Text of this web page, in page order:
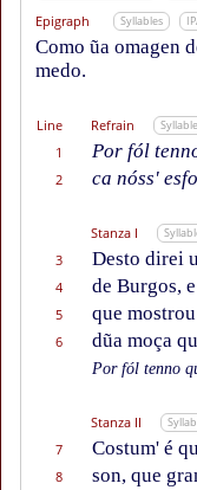
Epigraph
Syllables
Como ũa omagen
medo.
Line Refrain
1 Por fól
2 ca nóss'
Stanza I
3 Desto direi
4 de Burgos,
5 que
6 dũa moça
Por fól tenno
Stanza II
7 Costum' é
8 son, que